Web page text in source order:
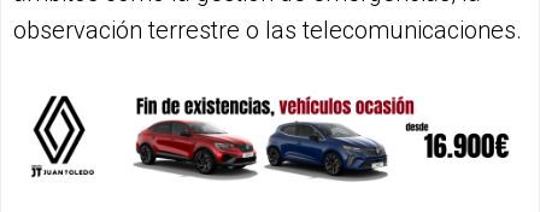
observación terrestre o las telecomunicaciones.